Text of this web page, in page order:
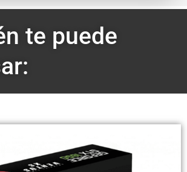
te puede